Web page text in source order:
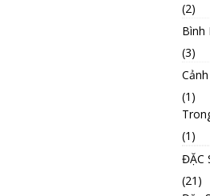
(2)
Bình
(3)
(1)
(1)
ĐẶC
(21)